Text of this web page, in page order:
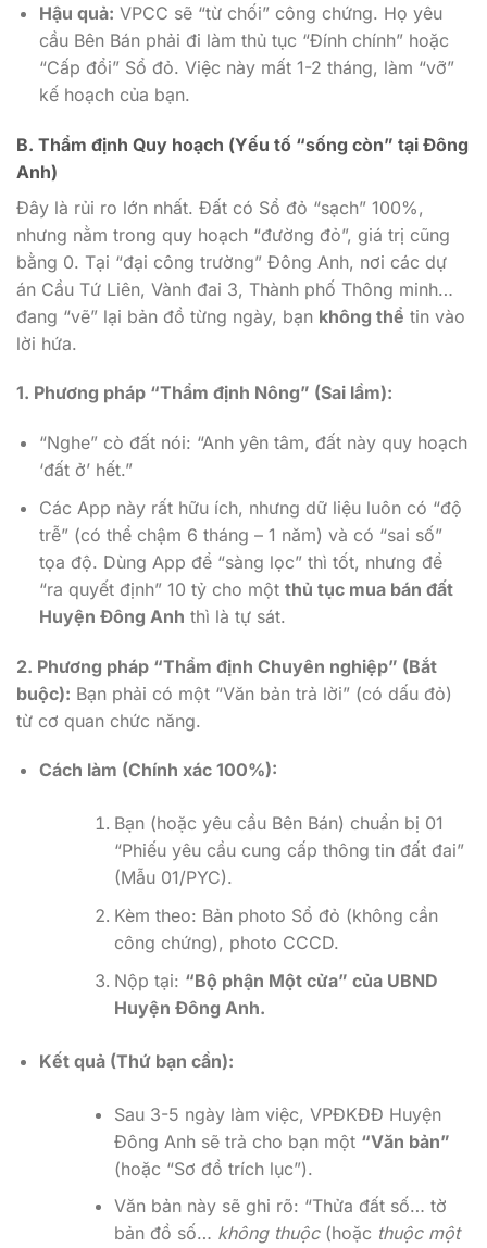
Hậu quả: VPCC sẽ “từ chối” công chứng. Họ yêu
cầu Bên Bán phải đi làm thủ tục “Đính chính” hoặc
“Cấp đổi” Sổ đỏ. Việc này mất 1-2 tháng, làm “vỡ”
kế hoạch của bạn.
B. Thẩm định Quy hoạch (Yếu tố “sống còn” tại Đông
Anh)
Đây là rủi ro lớn nhất. Đất có Sổ đỏ “sạch” 100%,
nhưng nằm trong quy hoạch “đường đỏ”, giá trị cũng
bằng 0. Tại “đại công trường” Đông Anh, nơi các dự
án Cầu Tứ Liên, Vành đai 3, Thành phố Thông minh…
đang “vẽ” lại bản đồ từng ngày, bạn không thể tin vào
lời hứa.
1. Phương pháp “Thẩm định Nông” (Sai lầm):
“Nghe” cò đất nói: “Anh yên tâm, đất này quy hoạch
‘đất ở’ hết.”
Các App này rất hữu ích, nhưng dữ liệu luôn có “độ
trễ” (có thể chậm 6 tháng – 1 năm) và có “sai số”
tọa độ. Dùng App để “sàng lọc” thì tốt, nhưng để
“ra quyết định” 10 tỷ cho một thủ tục mua bán đất
Huyện Đông Anh thì là tự sát.
2. Phương pháp “Thẩm định Chuyên nghiệp” (Bắt
buộc): Bạn phải có một “Văn bản trả lời” (có dấu đỏ)
từ cơ quan chức năng.
Cách làm (Chính xác 100%):
Bạn (hoặc yêu cầu Bên Bán) chuẩn bị 01
“Phiếu yêu cầu cung cấp thông tin đất đai”
(Mẫu 01/PYC).
Kèm theo: Bản photo Sổ đỏ (không cần
công chứng), photo CCCD.
Nộp tại: “Bộ phận Một cửa” của UBND
Huyện Đông Anh.
Kết quả (Thứ bạn cần):
Sau 3-5 ngày làm việc, VPĐKĐĐ Huyện
Đông Anh sẽ trả cho bạn một “Văn bản”
(hoặc “Sơ đồ trích lục”).
Văn bản này sẽ ghi rõ: “Thửa đất số… tờ
bản đồ số… không thuộc(hoặc thuộc một